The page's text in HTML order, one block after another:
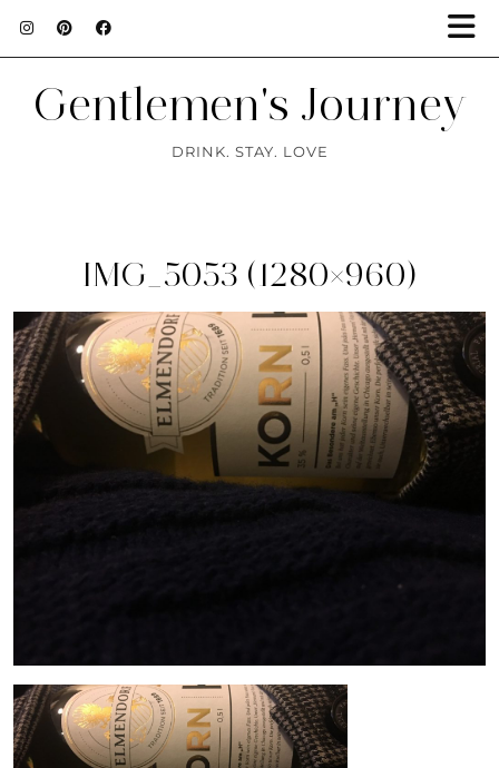
Gentlemen's Journey
DRINK. STAY. LOVE
IMG_5053 (1280×960)